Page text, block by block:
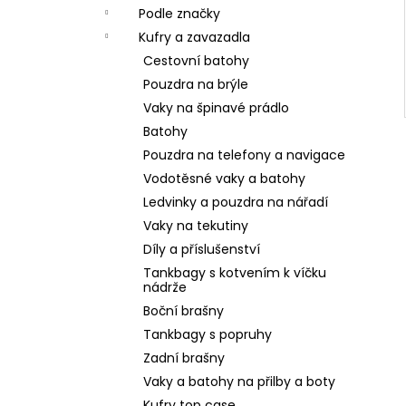
Podle značky
Kufry a zavazadla
Cestovní batohy
Pouzdra na brýle
Vaky na špinavé prádlo
Batohy
Pouzdra na telefony a navigace
Vodotěsné vaky a batohy
Ledvinky a pouzdra na nářadí
Vaky na tekutiny
Díly a příslušenství
Tankbagy s kotvením k víčku
nádrže
Boční brašny
Tankbagy s popruhy
Zadní brašny
Vaky a batohy na přilby a boty